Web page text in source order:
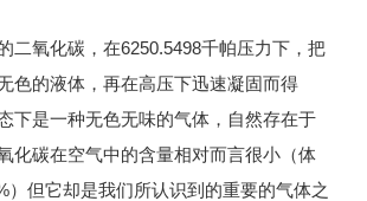
氧化碳，在6250.5498千帕压力下，把
色的液体，再在高压下迅速凝固而得
下是一种无色无味的气体，自然存在于
化碳在空气中的含量相对而言很小（体
）但它却是我们所认识到的重要的气体之